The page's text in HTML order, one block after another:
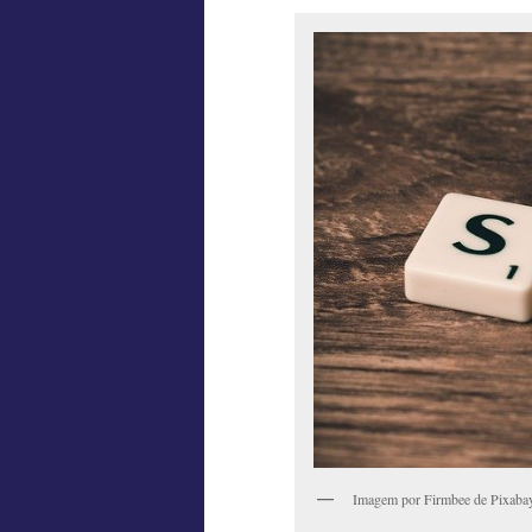
Imagem por Firmbee de